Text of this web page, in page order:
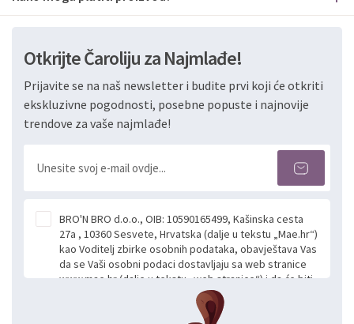
Otkrijte Čaroliju za Najmlađe!
Prijavite se na naš newsletter i budite prvi koji će otkriti
ekskluzivne pogodnosti, posebne popuste i najnovije
trendove za vaše najmlađe!
BRO'N BRO d.o.o., OIB: 10590165499, Kašinska cesta
27a , 10360 Sesvete, Hrvatska (dalje u tekstu „Mae.hr“)
kao Voditelj zbirke osobnih podataka, obavještava Vas
da se Vaši osobni podaci dostavljaju sa web stranice
www.mae.hr (dalje u tekstu „web stranice“) i da će biti
obrađeni. Prihvaćanjem ove Izjave smatra se da
slobodno i izričito dajete privolu za prikupljanje i daljnju